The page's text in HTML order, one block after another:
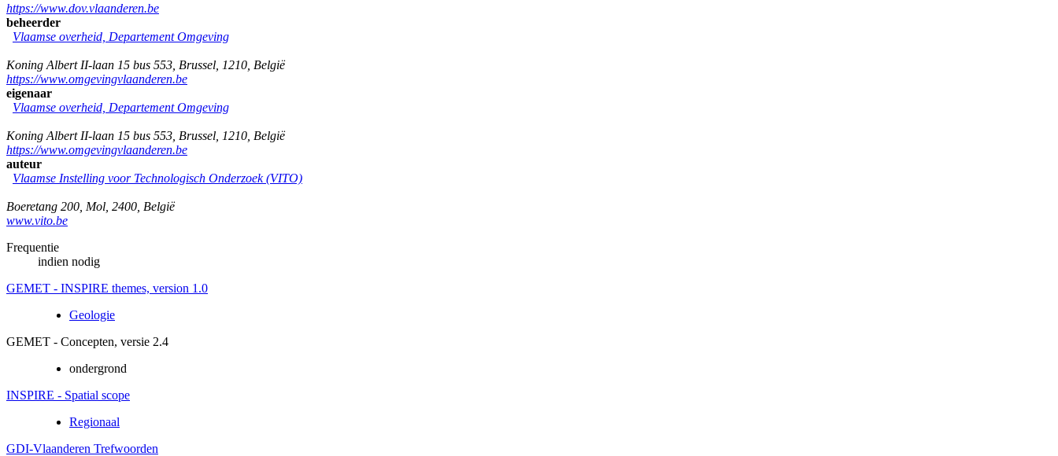
https://www.dov.vlaanderen.be
beheerder
Vlaamse overheid, Departement Omgeving
Koning Albert II-laan 15 bus 553 Brussel 1210 België
https://www.omgevingvlaanderen.be
eigenaar
Vlaamse overheid, Departement Omgeving
Koning Albert II-laan 15 bus 553 Brussel 1210 België
https://www.omgevingvlaanderen.be
auteur
Vlaamse Instelling voor Technologisch Onderzoek (VITO)
Boeretang 200 Mol 2400 België
www.vito.be
Frequentie
indien nodig
GEMET - INSPIRE themes, version 1.0
Geologie
GEMET - Concepten, versie 2.4
ondergrond
INSPIRE - Spatial scope
Regionaal
GDI-Vlaanderen Trefwoorden